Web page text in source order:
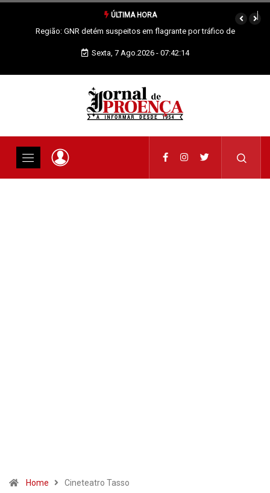
ÚLTIMA HORA
Proença-a-Nova: Paróquia vai celebrar Padroeira
Sexta, 7 Ago.2026 - 07:42:14
Home Cineteatro Tasso